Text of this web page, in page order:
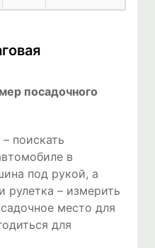
посадочного
поискать
в
под рукой, а
рулетка – измерить
место для
для